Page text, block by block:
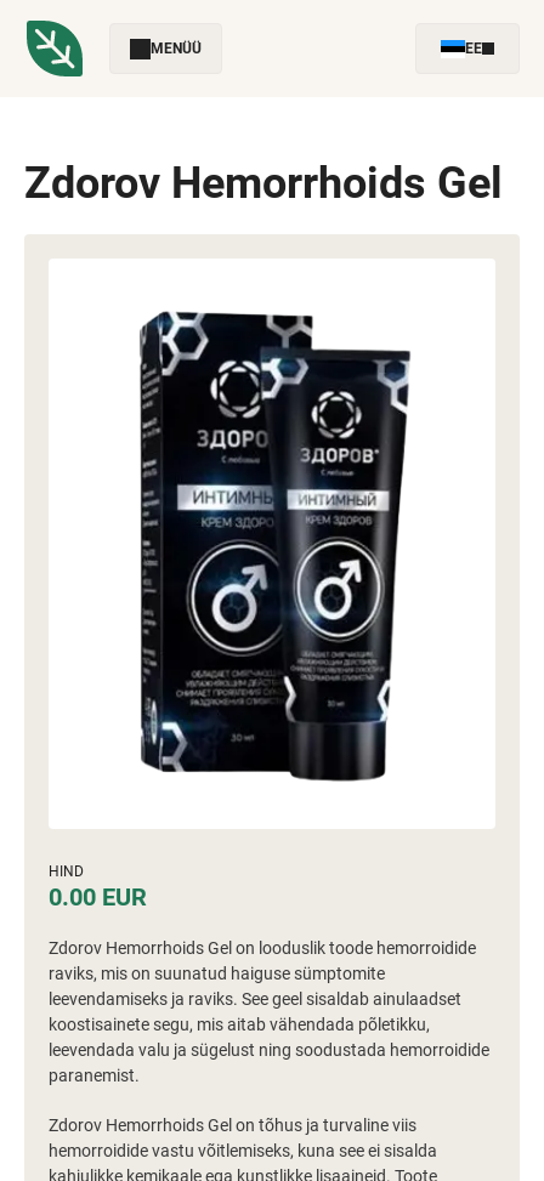
MENÜÜ EE
Zdorov Hemorrhoids Gel
HIND
0.00 EUR
Zdorov Hemorrhoids Gel on looduslik toode hemorroidide
raviks, mis on suunatud haiguse sümptomite
leevendamiseks ja raviks. See geel sisaldab ainulaadset
koostisainete segu, mis aitab vähendada põletikku,
leevendada valu ja sügelust ning soodustada hemorroidide
paranemist.
Zdorov Hemorrhoids Gel on tõhus ja turvaline viis
hemorroidide vastu võitlemiseks, kuna see ei sisalda
kahjulikke kemikaale ega kunstlikke lisaaineid. Toote